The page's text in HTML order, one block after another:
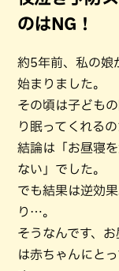
のはNG！
約5年前、私の娘
始まりました。
その頃は子ども
り眠ってくれる
結論は「お昼寝
ない」でした。
でも結果は逆効
り…。
そうなんです、
は赤ちゃんにと